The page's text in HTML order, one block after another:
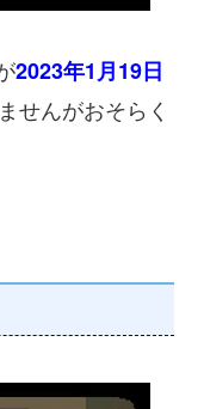
2023年1月19日
せんがおそらく